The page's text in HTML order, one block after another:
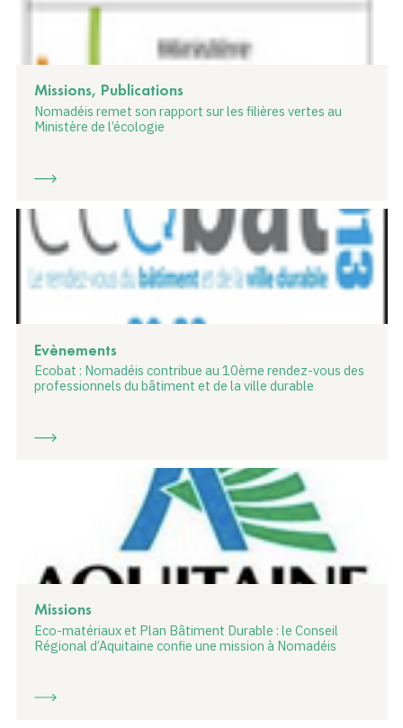
Missions, Publications
Nomadéis remet son rapport sur les filières vertes au
Ministère de l’écologie
Evènements
Ecobat : Nomadéis contribue au 10ème rendez-vous des
professionnels du bâtiment et de la ville durable
Missions
Eco-matériaux et Plan Bâtiment Durable : le Conseil
Régional d’Aquitaine confie une mission à Nomadéis